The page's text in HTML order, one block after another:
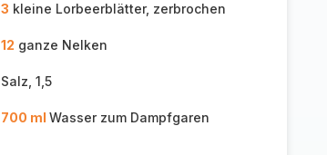
3 kleine Lorbeerblätter, zerbrochen
12 ganze Nelken
Salz, 1,5
700 ml Wasser zum Dampfgaren